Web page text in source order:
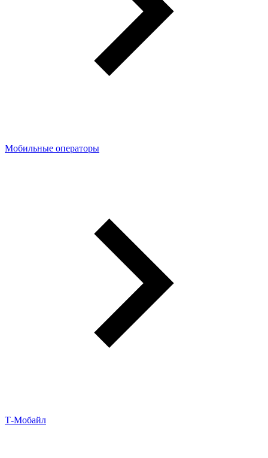
Мобильные операторы
Т-Мобайл